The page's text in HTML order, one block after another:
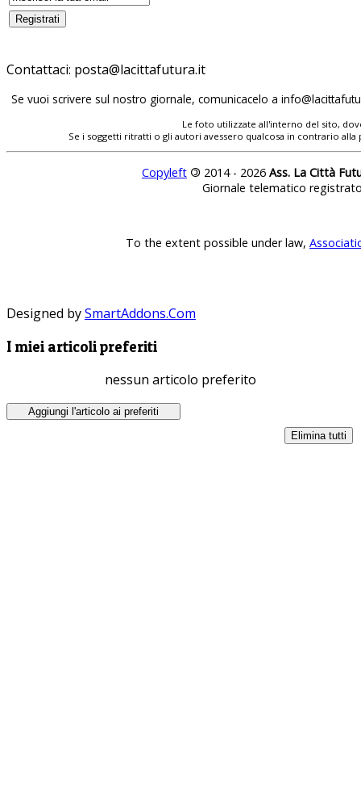
Contattaci: posta@lacittafutura.it
Se vuoi scrivere sul nostro giornale, comunicacelo a
Le foto utilizzate all'interno del sito,
Se i soggetti ritratti o gli autori avessero qualcosa in contrario
Copyleft © 2014 - 2026 Ass. La Città
Giornale telematico
To the extent possible under law,
Designed bySmartAddons.Com
I miei articoli preferiti
nessun articolo preferito